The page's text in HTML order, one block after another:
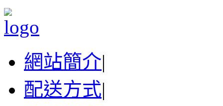
網站簡介|
配送方式|